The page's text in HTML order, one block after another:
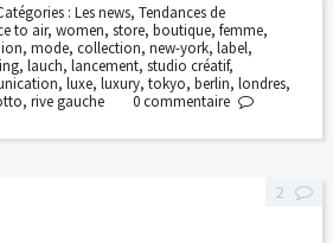
: Les news, Tendances de
to air,women,store,boutique,femme,
, mode, collection, new-york, label,
, lauch, lancement, studio créatif,
, luxe, luxury, tokyo, berlin, londres,
, rive gauche 0commentaire
2